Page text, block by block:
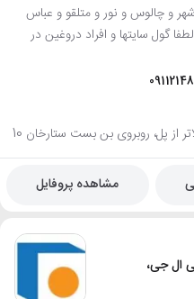
و چالوس و نور و متلقو و عباس
گول سایتها و افراد دروغین در
از پل، روبروی بن بست ستارخان 10
مشاهده پروفایل
ال جی،